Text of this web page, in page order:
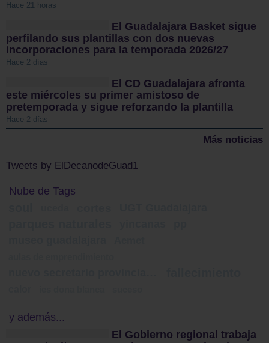
Hace 21 horas
El Guadalajara Basket sigue
perfilando sus plantillas con dos nuevas
incorporaciones para la temporada 2026/27
Hace 2 días
El CD Guadalajara afronta
este miércoles su primer amistoso de
pretemporada y sigue reforzando la plantilla
Hace 2 días
Más noticias
Tweets by ElDecanodeGuad1
Nube de Tags
y además...
El Gobierno regional trabaja